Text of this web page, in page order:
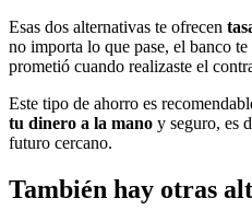
Esas dos alternativas te ofrecen
no importa lo que pase, el banco
prometió cuando realizaste el
Este tipo de ahorro es
tu dinero a la mano y seguro, es
futuro cercano.
También hay otras